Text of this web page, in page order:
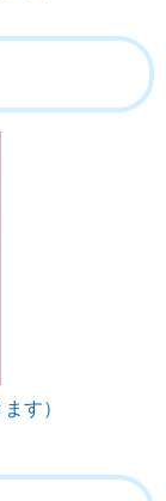
す）